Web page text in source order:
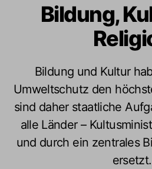
Bildung,
Bildung und Kultur
Umweltschutz den
sind daher staatliche
alle Länder –
und durch ein zentrales
ersetzt.